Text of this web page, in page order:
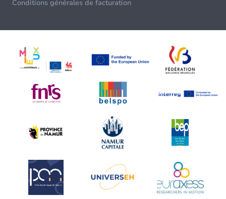
Conditions générales de facturation